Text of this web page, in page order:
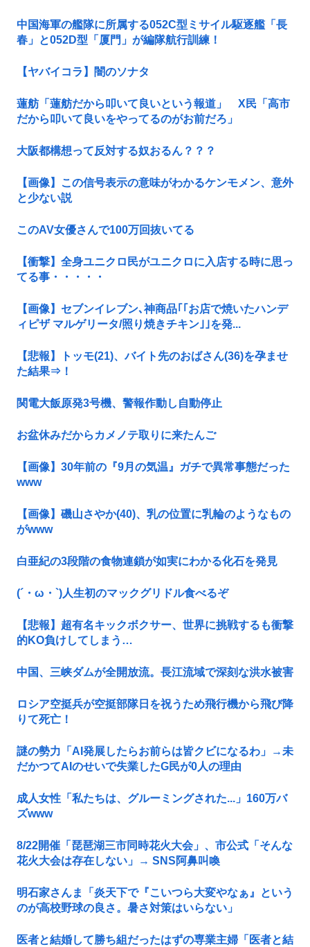
中国海軍の艦隊に所属する052C型ミサイル駆逐艦「長
春」と052D型「厦門」が編隊航行訓練！
【ヤバイコラ】闇のソナタ
蓮舫「蓮舫だから叩いて良いという報道」 X民「高市
だから叩いて良いをやってるのがお前だろ」
大阪都構想って反対する奴おるん？？？
【画像】この信号表示の意味がわかるケンモメン、意外
と少ない説
このAV女優さんで100万回抜いてる
【衝撃】全身ユニクロ民がユニクロに入店する時に思っ
てる事・・・・・
【画像】セブンイレブン､神商品｢｢お店で焼いたハンデ
ィピザ マルゲリータ/照り焼きチキン｣｣を発...
【悲報】トッモ(21)、バイト先のおばさん(36)を孕ませ
た結果⇒！
関電大飯原発3号機、警報作動し自動停止
お盆休みだからカメノテ取りに来たんご
【画像】30年前の『9月の気温』ガチで異常事態だった
www
【画像】磯山さやか(40)、乳の位置に乳輪のようなもの
がwww
白亜紀の3段階の食物連鎖が如実にわかる化石を発見
(´・ω・`)人生初のマックグリドル食べるぞ
【悲報】超有名キックボクサー、世界に挑戦するも衝撃
的KO負けしてしまう…
中国、三峡ダムが全開放流。長江流域で深刻な洪水被害
ロシア空挺兵が空挺部隊日を祝うため飛行機から飛び降
りて死亡！
謎の勢力「AI発展したらお前らは皆クビになるわ」→未
だかつてAIのせいで失業したG民が0人の理由
成人女性「私たちは、グルーミングされた...」160万バ
ズwww
8/22開催「琵琶湖三市同時花火大会」、市公式「そんな
花火大会は存在しない」→ SNS阿鼻叫喚
明石家さんま「炎天下で『こいつら大変やなぁ』という
のが高校野球の良さ。暑さ対策はいらない」
医者と結婚して勝ち組だったはずの専業主婦「医者と結